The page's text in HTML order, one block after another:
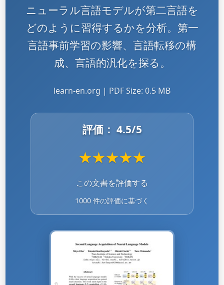
ニューラル言語モデルが第二言語を
どのように習得するかを分析。第一
言語事前学習の影響、言語転移の構
成、言語的汎化を探る。
learn-en.org | PDF Size: 0.5 MB
評価： 4.5/5
★★★★★
この文書を評価する
1000 件の評価に基づく